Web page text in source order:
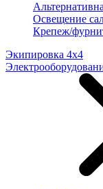
Освещение
Крепеж/
Экипировка 4х4